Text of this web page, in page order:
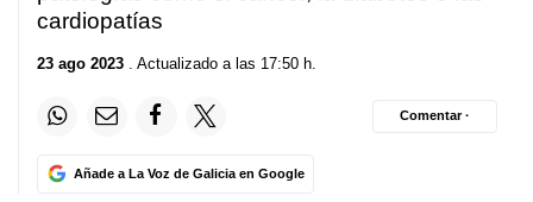
cardiopatías
23 ago 2023 . Actualizado a las 17:50 h.
Añade a La Voz de Galicia en Google
Comentar ·